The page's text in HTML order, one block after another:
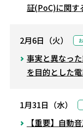
証(PoC)に関す
2月6日（火）
事実と異なっ
を目的とした
1月31日（水）
【重要】自動